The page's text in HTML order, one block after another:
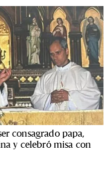
consagrado papa,
y celebró misa con